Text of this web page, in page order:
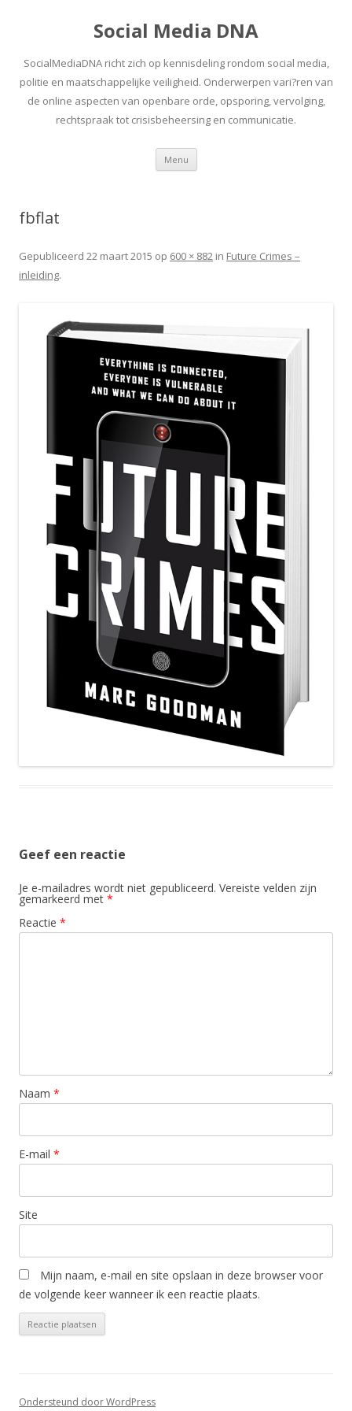
Social Media DNA
SocialMediaDNA richt zich op kennisdeling rondom social media,
politie en maatschappelijke veiligheid. Onderwerpen vari?ren van
de online aspecten van openbare orde, opsporing, vervolging,
rechtspraak tot crisisbeheersing en communicatie.
Menu Spring
inhoud
fbflat
Gepubliceerd 22 maart 2015 op 600 × 882 in Future Crimes –
inleiding.
Geef een reactie
Je e-mailadres wordt niet gepubliceerd. Vereiste velden zijn
gemarkeerd met *
Reactie *
Naam *
E-mail *
Site
Mijn naam, e-mail en site opslaan in deze browser voor
de volgende keer wanneer ik een reactie plaats.
Ondersteund door WordPress